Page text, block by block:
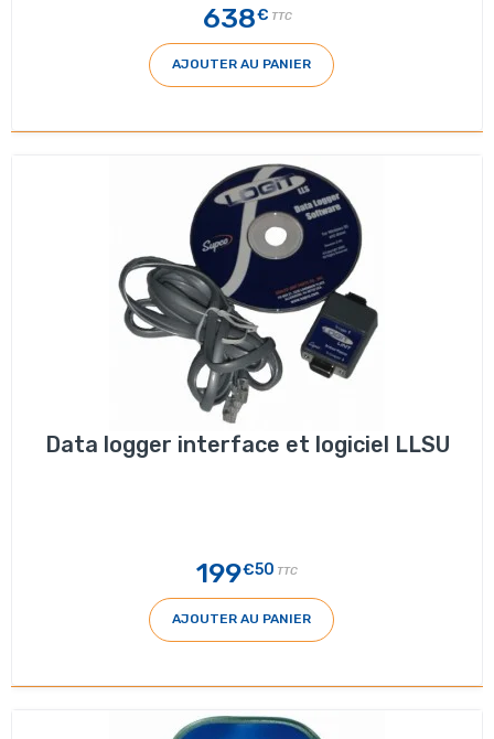
638€ TTC
AJOUTER AU PANIER
Data logger interface et logiciel LLSU
199€50 TTC
AJOUTER AU PANIER